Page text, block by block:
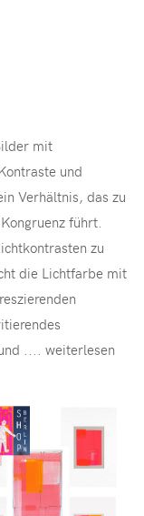
mit
und
Verhältnis, das zu
führt.
zu
die Lichtfarbe mit
.... weiterlesen